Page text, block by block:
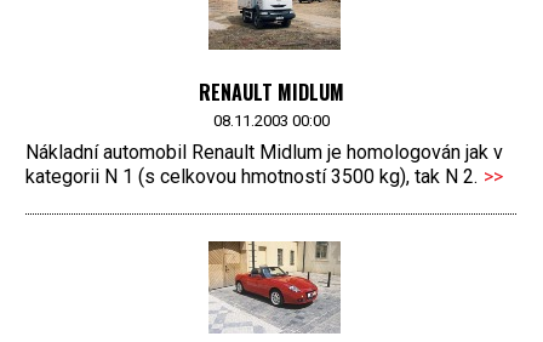
RENAULT MIDLUM
08.11.2003 00:00
Nákladní automobil Renault Midlum je homologován jak v
kategorii N 1 (s celkovou hmotností 3500 kg), tak N 2. >>